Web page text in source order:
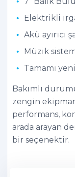
Elektrikli
Akü ayırıcı
Müzik
Tamamı
Bakımlı
zengin
performans,
arada arayan
bir seçenektir.